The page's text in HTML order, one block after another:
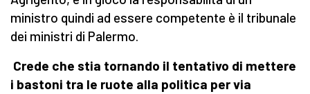
ministro quindi ad essere competente è il tribunale
dei ministri di Palermo.
Crede che stia tornando il tentativo di mettere
i bastoni tra le ruote alla politica per via